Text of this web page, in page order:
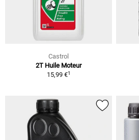
Castrol
2T Huile Moteur
15,99 €1